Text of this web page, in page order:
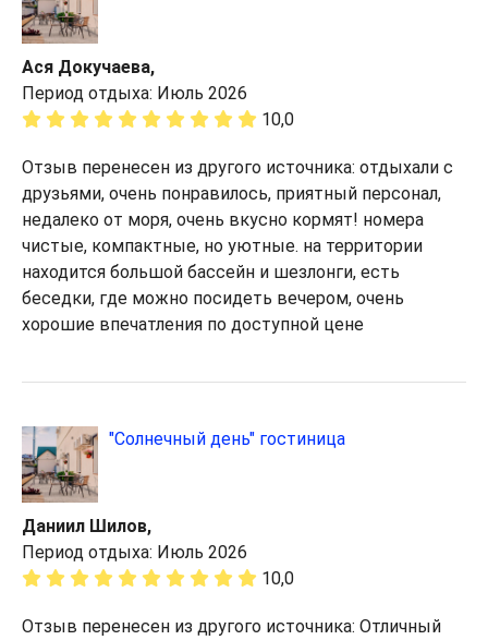
Ася Докучаева,
Период отдыха: Июль 2026
10,0
Отзыв перенесен из другого источника: отдыхали с
друзьями, очень понравилось, приятный персонал,
недалеко от моря, очень вкусно кормят! номера
чистые, компактные, но уютные. на территории
находится большой бассейн и шезлонги, есть
беседки, где можно посидеть вечером, очень
хорошие впечатления по доступной цене
"Солнечный день" гостиница
Даниил Шилов,
Период отдыха: Июль 2026
10,0
Отзыв перенесен из другого источника: Отличный